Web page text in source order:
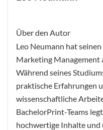
Über den Autor
Leo Neumann hat
Marketing Management
Während seines
praktische Erfahrungen
wissenschaftliche
BachelorPrint-Teams
hochwertige Inhalte und